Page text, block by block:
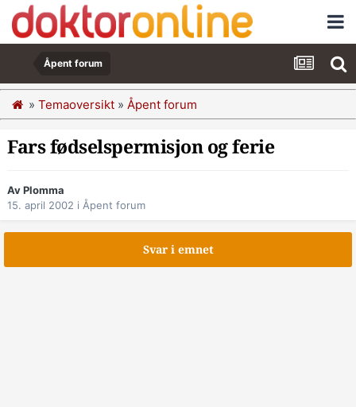
Åpent forum
» Temaoversikt » Åpent forum
Fars fødselspermisjon og ferie
Av Plomma
15. april 2002 i Åpent forum
Svar i emnet